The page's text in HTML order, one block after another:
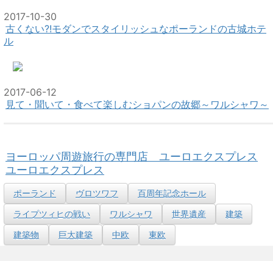
2017-10-30
古くない?!モダンでスタイリッシュなポーランドの古城ホテ
ル
2017-06-12
見て・聞いて・食べて楽しむショパンの故郷～ワルシャワ～
ヨーロッパ周遊旅行の専門店 ユーロエクスプレス
ユーロエクスプレス
ポーランド ヴロツワフ
百周年記念ホール
ライプツィヒの戦い
ワルシャワ 世界遺産
建築
建築物
巨大建築 中欧 東欧